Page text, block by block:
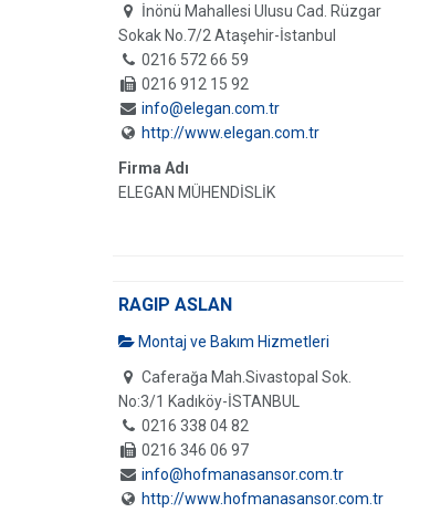
İnönü Mahallesi Ulusu Cad. Rüzgar
Sokak No.7/2 Ataşehir-İstanbul
0216 572 66 59
0216 912 15 92
info@elegan.com.tr
http://www.elegan.com.tr
Firma Adı
ELEGAN MÜHENDİSLİK
RAGIP ASLAN
Montaj ve Bakım Hizmetleri
Caferağa Mah.Sivastopal Sok.
No:3/1 Kadıköy-İSTANBUL
0216 338 04 82
0216 346 06 97
info@hofmanasansor.com.tr
http://www.hofmanasansor.com.tr